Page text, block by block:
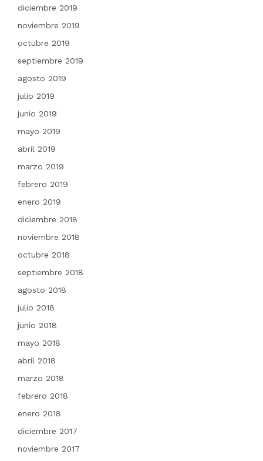
diciembre 2019
noviembre 2019
octubre 2019
septiembre 2019
agosto 2019
julio 2019
junio 2019
mayo 2019
abril 2019
marzo 2019
febrero 2019
enero 2019
diciembre 2018
noviembre 2018
octubre 2018
septiembre 2018
agosto 2018
julio 2018
junio 2018
mayo 2018
abril 2018
marzo 2018
febrero 2018
enero 2018
diciembre 2017
noviembre 2017